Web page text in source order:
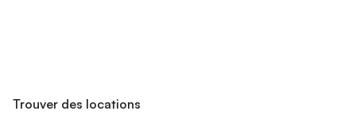
Trouver des locations